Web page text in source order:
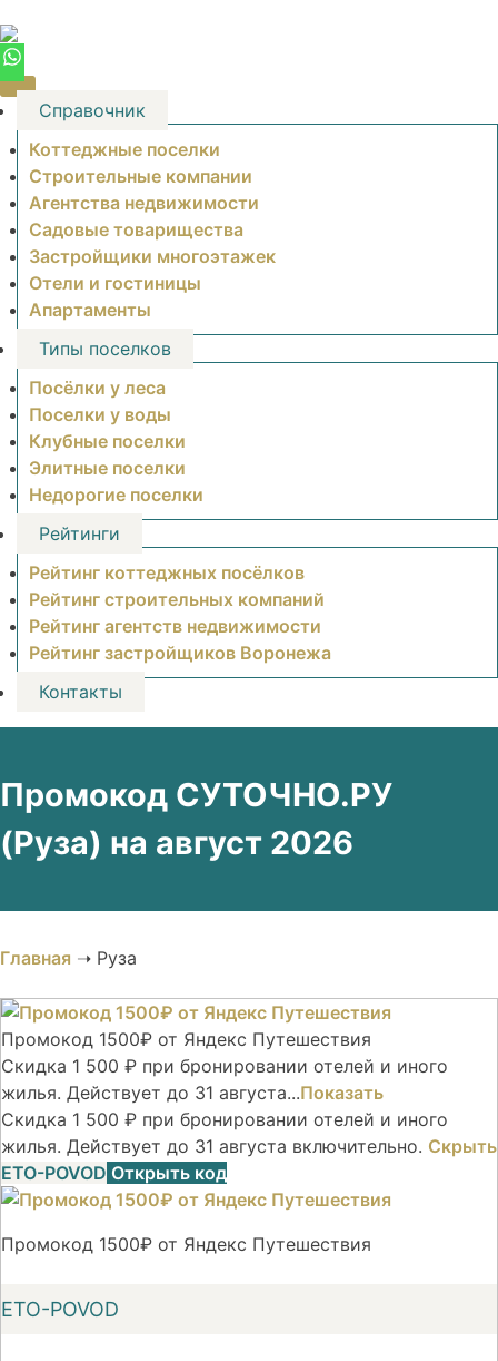
to
content
Справочник
Коттеджные поселки
Строительные компании
Агентства недвижимости
Садовые товарищества
Застройщики многоэтажек
Отели и гостиницы
Апартаменты
Типы поселков
Посёлки у леса
Поселки у воды
Клубные поселки
Элитные поселки
Недорогие поселки
Рейтинги
Рейтинг коттеджных посёлков
Рейтинг строительных компаний
Рейтинг агентств недвижимости
Рейтинг застройщиков Воронежа
Контакты
Промокод СУТОЧНО.РУ
(Руза) на август 2026
Главная ➝ Руза
Промокод 1500₽ от Яндекс Путешествия
Скидка 1 500 ₽ при бронировании отелей и иного
жилья. Действует до 31 августа...Показать
Скидка 1 500 ₽ при бронировании отелей и иного
жилья. Действует до 31 августа включительно. Скрыть
ETO-POVOD Открыть код
Промокод 1500₽ от Яндекс Путешествия
ETO-POVOD